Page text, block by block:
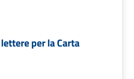
per la Carta